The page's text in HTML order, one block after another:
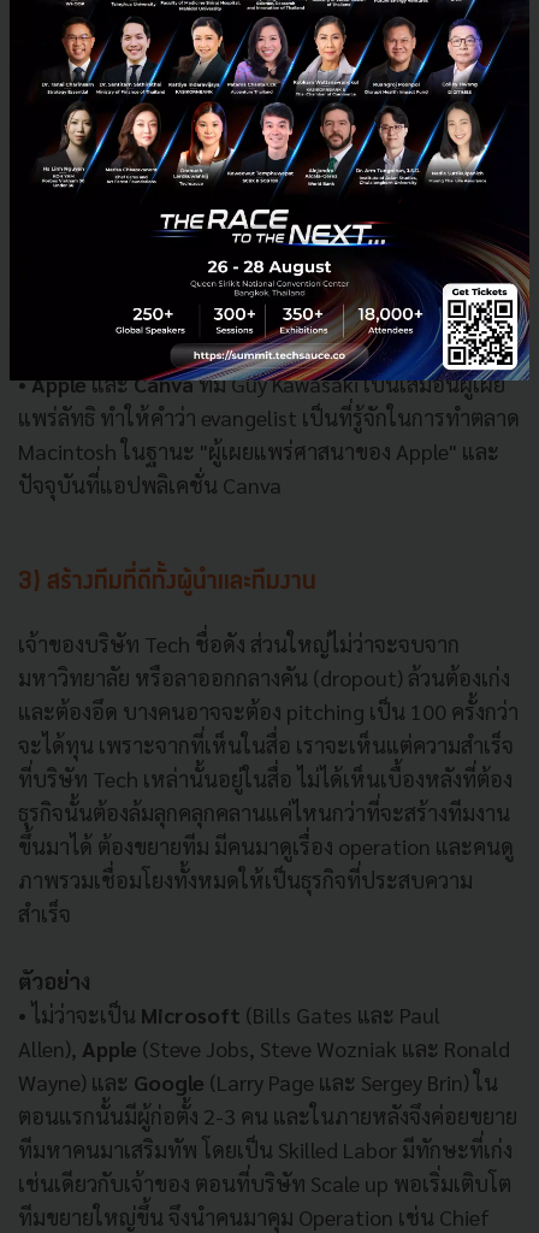
- Influencer เราอยู่ในยุค Attention Economy หรือ ธุรกิจ
ที่ต้องแย่งชิงความสนใจ เราจึงต้องมี Influencer เพราะต่อ
ให้ product ดี แต่ถ้าไม่มีใครให้ความสนใจก็จะไปต่อได้
ยาก และเราต้องเปรียบเป็น Evangelist เผยแพร่ลัทธิให้
คนทั่วไปได้รับรู้
ในหัวข้อนี้ดร.ธนัยได้ให้ความอนุเคราะห์ ยก
ตัวอย่างถึงกรณีว่าถ้านึกถึงผู้ให้ความรู้ด้านเทคโนโลยีใน
เชิงธุรกิจ ทุกคนจะนึกถึง Techsauce ก่อนเสมอ
• AppleและCanvaที่มี Guy Kawasaki เป็นเสมือนผู้เผย
แพร่ลัทธิ ทำให้คำว่า evangelist เป็นที่รู้จักในการทำตลาด
Macintosh ในฐานะ "ผู้เผยแพร่ศาสนาของ Apple" และ
ปัจจุบันที่แอปพลิเคชั่น Canva
3) สร้างทีมที่ดีทั้งผู้นำและทีมงาน
เจ้าของบริษัท Tech ชื่อดัง ส่วนใหญ่ไม่ว่าจะจบจาก
มหาวิทยาลัย หรือลาออกกลางคัน (dropout) ล้วนต้องเก่ง
และต้องอึด บางคนอาจจะต้อง pitching เป็น 100 ครั้งกว่า
จะได้ทุน เพราะจากที่เห็นในสื่อ เราจะเห็นแต่ความสำเร็จ
ที่บริษัท Tech เหล่านั้นอยู่ในสื่อ ไม่ได้เห็นเบื้องหลังที่ต้อง
ธุรกิจนั้นต้องล้มลุกคลุกคลานแค่ไหนกว่าที่จะสร้างทีมงาน
ขึ้นมาได้ ต้องขยายทีม มีคนมาดูเรื่อง operation และคนดู
ภาพรวมเชื่อมโยงทั้งหมดให้เป็นธุรกิจที่ประสบความ
สำเร็จ
ตัวอย่าง
• ไม่ว่าจะเป็น Microsoft (Bills Gates และ Paul
Allen), Apple (Steve Jobs, Steve Wozniak และ Ronald
Wayne) และ Google (Larry Page และ Sergey Brin) ใน
ตอนแรกนั้นมีผู้ก่อตั้ง 2-3 คน และในภายหลังจึงค่อยขยาย
ทีมหาคนมาเสริมทัพ โดยเป็น Skilled Labor มีทักษะที่เก่ง
เช่นเดียวกับเจ้าของ ตอนที่บริษัท Scale up พอเริ่มเติบโต
ทีมขยายใหญ่ขึ้น จึงนำคนมาคุม Operation เช่น Chief